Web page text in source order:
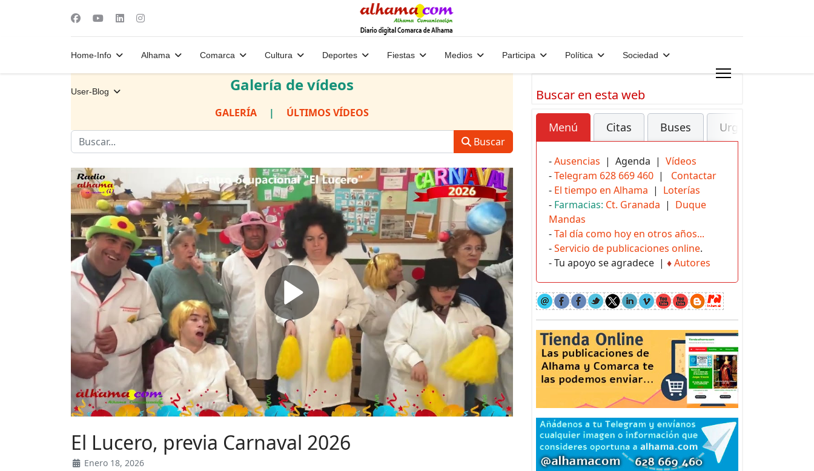
Home-Info Alhama Comarca Cultura Deportes Fiestas Medios Participa Política Sociedad
User-Blog Galería de vídeos
GALERÍA | ÚLTIMOS VÍDEOS
Buscar
El Lucero, previa Carnaval 2026
Enero 18, 2026
Buscar en esta web
Menú Citas Buses Urgencias
-Ausencias | Agenda | Vídeos
-Telegram 628 669 460 | Contactar
- El tiempo en Alhama | Loterías
- Farmacias: Ct. Granada | Duque
Mandas
-Tal día como hoy en otros años...
-Servicio de publicaciones online.
- Tu apoyo se agradece | ♦Autores